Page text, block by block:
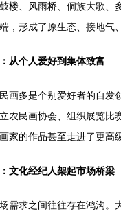
楼、风雨桥、侗族大歌
，形成了原生态、接地气
从个人爱好到集体致富
画多是个别爱好者的自发
农民画协会、组织展览
家的作品甚至走进了更高
文化经纪人架起市场桥梁
需求之间往往存在鸿沟。